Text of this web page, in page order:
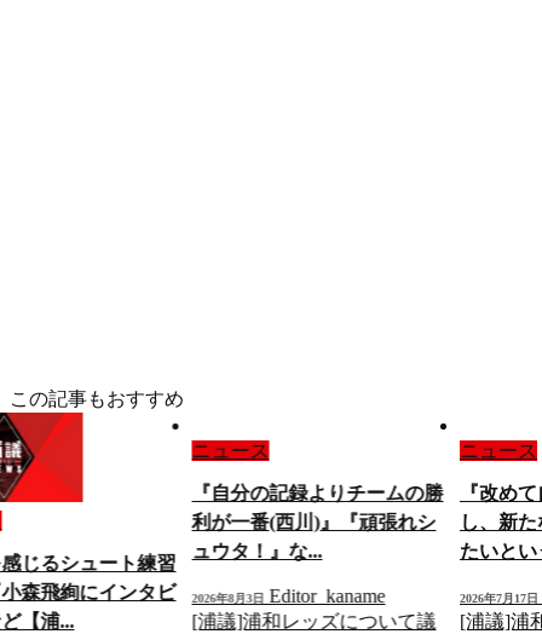
この記事もおすすめ
じるシュート練習
森飛絢にインタビ
【浦...
ニュース
『自分の記録よりチームの勝
利が一番(西川)』『頑張れシ
ュウタ！』な...
2026年8月3日 Editor_kaname
[浦議]浦和レッズについて議
ニュース
『改め
し、新
たいとい
2026年7月17日
[浦議]浦